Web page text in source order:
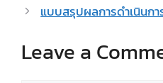
แบบสรุปผลการดำเนินก
Leave a